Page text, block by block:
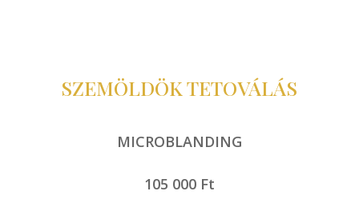
SZEMÖLDÖK TETOVÁLÁS
MICROBLANDING
105 000 Ft